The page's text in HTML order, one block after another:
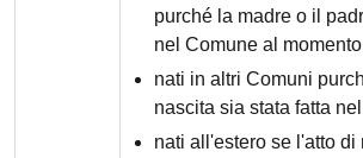
purché la madre o il
nel Comune al
nati in altri Comuni
nascita sia stata fatta
nati all'estero se l'atto di